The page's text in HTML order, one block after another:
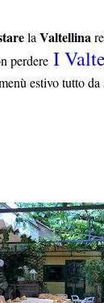
laValtellina
perdere I
estivo tutto da